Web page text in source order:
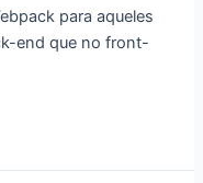
para aqueles
end que no front-